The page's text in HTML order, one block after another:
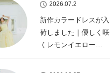
2026.07.2
新作カラードレスが入
荷しました｜優しく咲
くレモンイエロー…